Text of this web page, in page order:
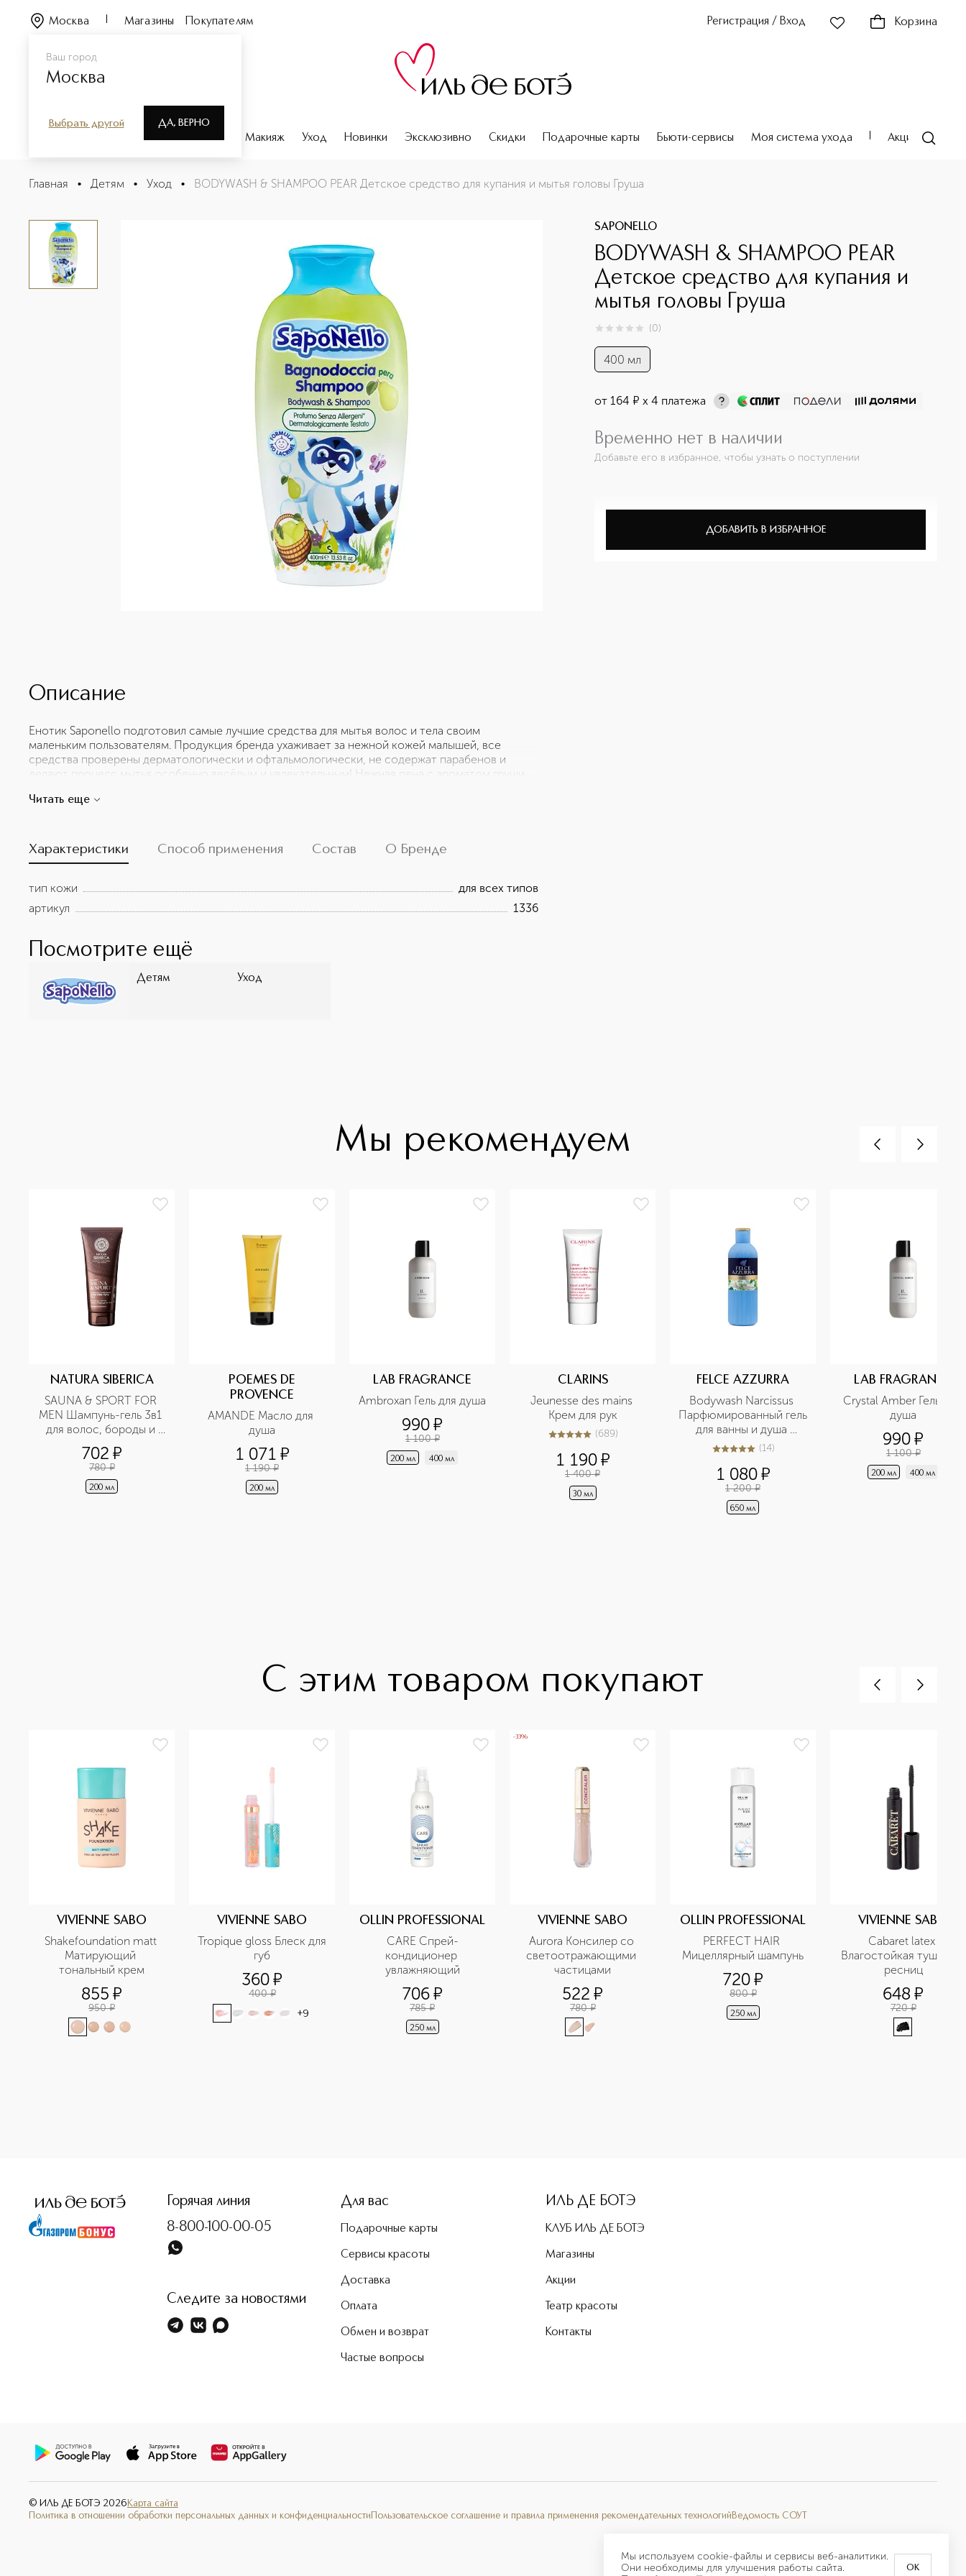
Мы используем cookie-файлы и сервисы веб-аналитики.
Они необходимы для улучшения работы сайта.
OK
Ваш город
Москва
Выбрать другой ДА, ВЕРНО
Москва Магазины Покупателям Регистрация / Вход Корзина
Парфюмерия Макияж Уход Новинки Эксклюзивно Скидки Подарочные карты Бьюти-сервисы Моя система ухода Акции
BODYWASH & SHAMPOO PEAR Детское средство для купания и мытья головы Груша
Главная • Детям • Уход • BODYWASH & SHAMPOO PEAR Детское средство для купания и мытья головы Груша
SAPONELLO
BODYWASH & SHAMPOO PEAR
Детское средство для купания и
мытья головы Груша
0из 0 (0)
400 мл
от 164 ¤ х 4 платежа
Временно нет в наличии
Добавьте его в избранное, чтобы узнать о поступлении
ДОБАВИТЬ В ИЗБРАННОЕ
Описание
Енотик Saponello подготовил самые лучшие средства для мытья волос и тела своим
маленьким пользователям. Продукция бренда ухаживает за нежной кожей малышей, все
средства проверены дерматологически и офтальмологически, не содержат парабенов и
делают процесс мытья особенно весёлым и увлекательным! Нежная пена с ароматом груши
а кремовая формула средства не допустит сухости и оставит кожу невероятно мягкой и
полные веселья – всё это о средствах для купания и мытья головы от Saponello!
Читать еще
Характеристики Способ применения Состав О Бренде
тип кожи
для всех типов
артикул
1336
Посмотрите ещё
Детям Уход
Мы рекомендуем
NATURA SIBERICA
SAUNA & SPORT FOR
MEN Шампунь-гель 3в1
для волос, бороды и
тела
702 ¤
780 ¤
200 мл
POEMES DE
PROVENCE
AMANDE Масло для
душа
1 071 ¤
1 190 ¤
200 мл
LAB FRAGRANCE
Ambroxan Гель для душа
990¤
1 100 ¤
200 мл 400 мл
CLARINS
Jeunesse des mains
Крем для рук
5из 5689 (689)
1 190¤
1 400 ¤
30 мл
FELCE AZZURRA
Bodywash Narcissus
Парфюмированный гель
для ванны и душа
аромат красоты
5из 514 (14)
1 080¤
1 200 ¤
650 мл
LAB FRAGRANCE
Crystal Amber Гель для
душа
990¤
1 100 ¤
200 мл 400 мл
С этим товаром покупают
VIVIENNE SABO
Shakefoundation matt
Матирующий
тональный крем
855 ¤
950 ¤
VIVIENNE SABO
Tropique gloss Блеск для
губ
360¤
400 ¤
+9
OLLIN PROFESSIONAL
CARE Спрей-
кондиционер
увлажняющий
706¤
785 ¤
250 мл
-33%
VIVIENNE SABO
Aurora Консилер со
светоотражающими
частицами
522 ¤
780 ¤
OLLIN PROFESSIONAL
PERFECT HAIR
Мицеллярный шампунь
720¤
800 ¤
250 мл
VIVIENNE SABO
Cabaret latex
Влагостойкая тушь для
ресниц
648 ¤
720 ¤
Горячая линия
8-800-100-00-05
Следите за новостями
Для вас
Подарочные карты
Сервисы красоты
Доставка
Оплата
Обмен и возврат
Частые вопросы
ИЛЬ ДЕ БОТЭ
КЛУБ ИЛЬ ДЕ БОТЭ
Магазины
Акции
Театр красоты
Контакты
© ИЛЬ ДЕ БОТЭ 2026 Карта сайта
Политика в отношении обработки персональных данных и конфиденциальности Пользовательское соглашение и правила применения рекомендательных технологий Ведомость СОУТ